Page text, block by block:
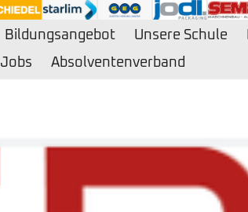
Bildungsangebot Unsere Schule
Jobs Absolventenverband